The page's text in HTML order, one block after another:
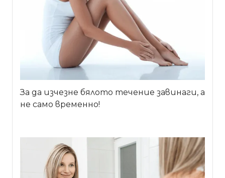
За да изчезне бялото течение завинаги, а
не само временно!